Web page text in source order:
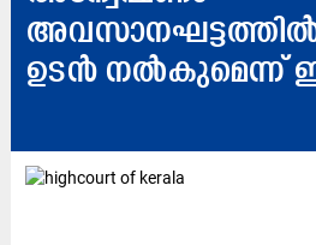
ഉടൻ നല്‍കുമെന്ന്